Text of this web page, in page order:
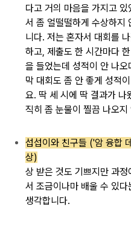
다고 거의 마음을 가지고
서 좀 얼떨떨하게 수상하지
니다. 저는 혼자서 대회를
하고, 제출도 한 시간마다
을 들었는데 성적이 안 나오
막 대회도 좀 안 좋게 성적
요. 딱 세 시에 딱 결과가 나
직히 좀 눈물이 찔끔 나오지
섭섭이와 친구들 ('암 융합
상)
상 받은 것도 기쁘지만 과정
서 조금이나마 배울 수 있다
생각합니다.